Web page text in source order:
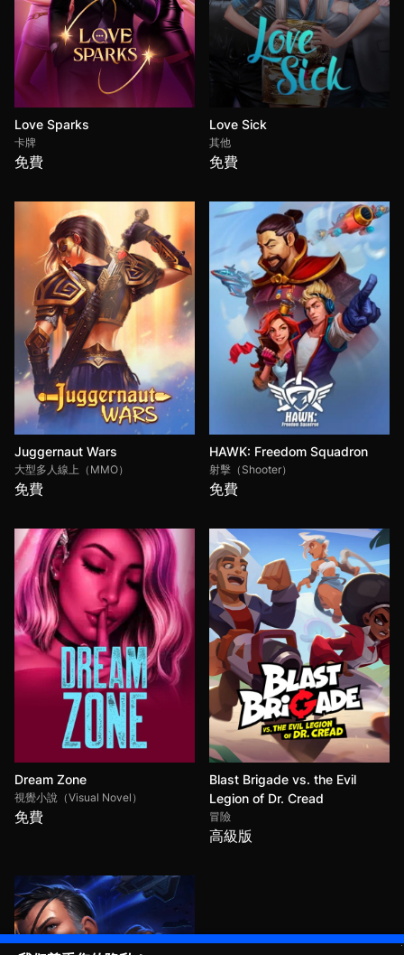
Love Sparks
卡牌
免費
Love Sick
其他
免費
Juggernaut Wars
大型多人線上（MMO）
免費
HAWK: Freedom Squadron
射擊（Shooter）
免費
Dream Zone
視覺小說（Visual Novel）
免費
Blast Brigade vs. the Evil
Legion of Dr. Cread
冒險
高級版